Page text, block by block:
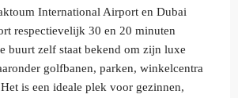
International Airport en Dubai
respectievelijk 30 en 20 minuten
buurt zelf staat bekend om zijn luxe
golfbanen, parken, winkelcentra
is een ideale plek voor gezinnen,